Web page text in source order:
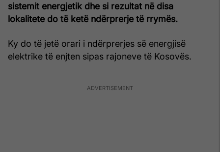
sistemit energjetik dhe si rezultat në disa
lokalitete do të ketë ndërprerje të rrymës.
Ky do të jetë orari i ndërprerjes së energjisë
elektrike të enjten sipas rajoneve të Kosovës.